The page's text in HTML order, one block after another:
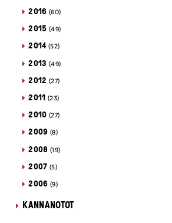
2016 (60)
2015 (49)
2014 (52)
2013 (49)
2012 (27)
2011 (23)
2010 (27)
2009 (8)
2008 (19)
2007 (5)
2006 (9)
KANNANOTOT